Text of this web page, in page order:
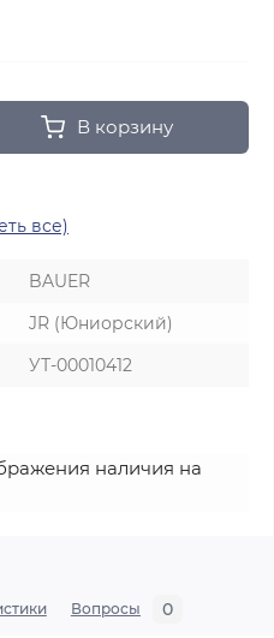
В корзину
все)
BAUER
JR (Юниорский)
УТ-00010412
наличия на
Вопросы 0